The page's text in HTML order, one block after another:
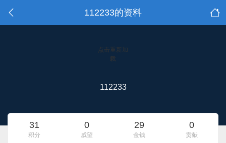
112233的资料
点击重新加
载
112233
31
积分
0
威望
29
金钱
0
贡献